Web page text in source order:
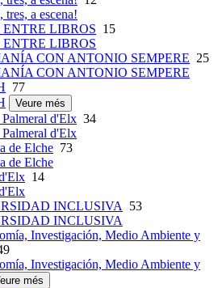
tres, a escena!
LIBROS 15
LIBROS
CON ANTONIO SEMPERE 25
CON ANTONIO SEMPERE
77
Veure més
Palmeral d'Elx 34
Palmeral d'Elx
de Elche 73
de Elche
14
INCLUSIVA
53
INCLUSIVA
Investigación, Medio Ambiente y
Investigación, Medio Ambiente y
més